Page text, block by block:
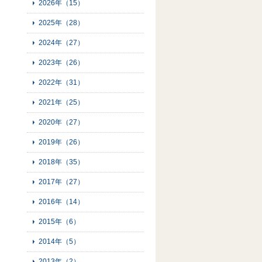
2026年（15）
2025年（28）
2024年（27）
2023年（26）
2022年（31）
2021年（25）
2020年（27）
2019年（26）
2018年（35）
2017年（27）
2016年（14）
2015年（6）
2014年（5）